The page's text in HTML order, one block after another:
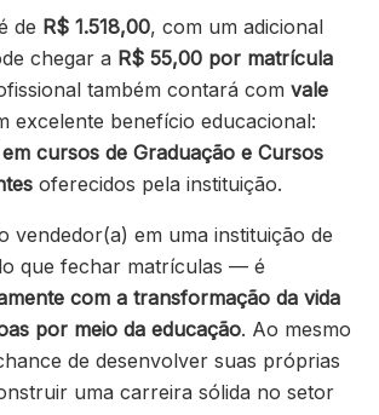
de R$ 1.518,00, com um adicional
chegar a R$ 55,00 por matrícula
também contará com vale
excelente benefício educacional:
cursos de Graduação e Cursos
oferecidos pela instituição.
vendedor(a) em uma instituição de
que fechar matrículas — é
com a transformação da vida
por meio da educação. Ao mesmo
de desenvolver suas próprias
uma carreira sólida no setor